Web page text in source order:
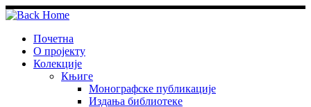
Skip
to
contentПочетна
О пројекту
Колекције
Књиге
Монографске публикације
Издања библиотеке